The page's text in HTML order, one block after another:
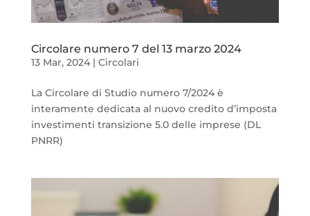
Circolare numero 7 del 13 marzo 2024
13 Mar, 2024| Circolari
La Circolare di Studio numero 7/2024 è
interamente dedicata al nuovo credito d’imposta
investimenti transizione 5.0 delle imprese (DL
PNRR)